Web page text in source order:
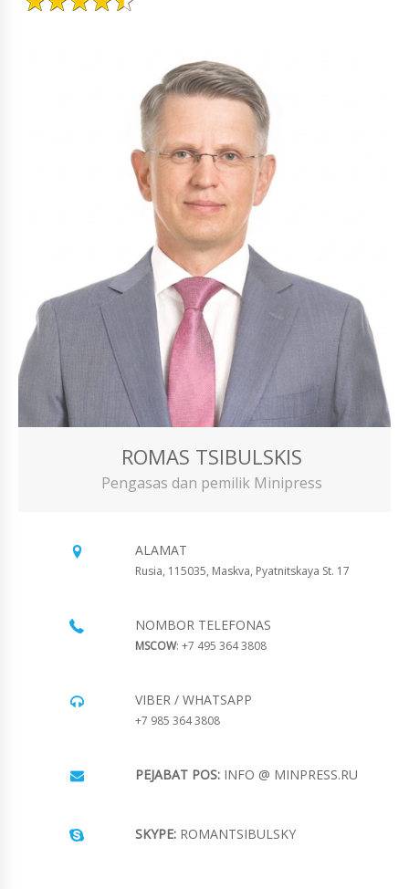
ROMAS TSIBULSKIS
Pengasas dan pemilik Minipress
ALAMAT
Rusia, 115035, Maskva, Pyatnitskaya St. 17
NOMBOR TELEFONAS
MSCOW: +7 495 364 3808
VIBER / WHATSAPP
+7 985 364 3808
PEJABAT POS: INFO @ MINPRESS.RU
SKYPE: ROMANTSIBULSKY